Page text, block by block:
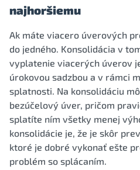
najhoršiemu
Ak máte viacero úverových
do jedného. Konsolidácia v
vyplatenie viacerých úverov
úrokovou sadzbou a v rámci
splatnosti. Na konsolidáciu
bezúčelový úver, pričom
splatíte ním všetky menej
konsolidácie je, že je skôr
ktoré je dobré vykonať ešte
problém so splácaním.